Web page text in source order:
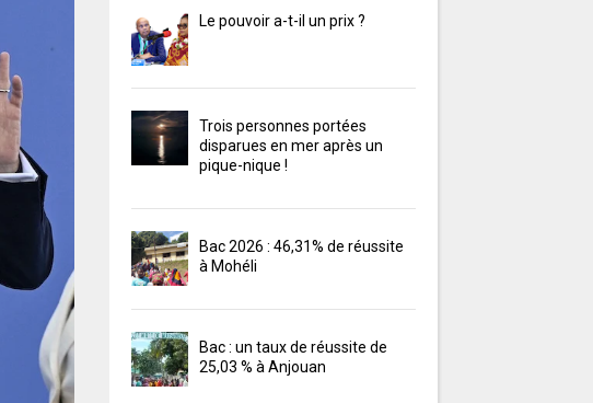
Le pouvoir a-t-il un prix ?
Trois personnes portées
disparues en mer après un
pique-nique !
Bac 2026 : 46,31% de réussite
à Mohéli
Bac : un taux de réussite de
25,03 % à Anjouan